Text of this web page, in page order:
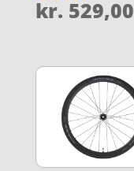
Vurderet
4.6
kr. 529,00